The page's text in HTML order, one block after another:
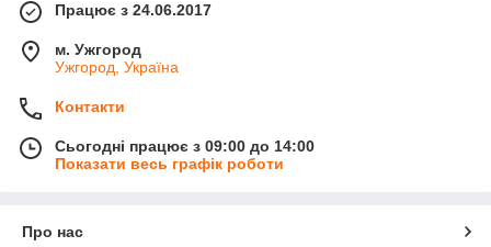
Працює з 24.06.2017
м. Ужгород
Ужгород, Україна
Контакти
Сьогодні працює з 09:00 до 14:00
Показати весь графік роботи
Про нас